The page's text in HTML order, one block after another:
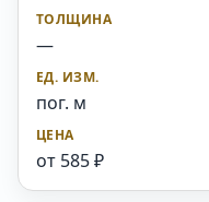
—
пог. м
от 585 ₽